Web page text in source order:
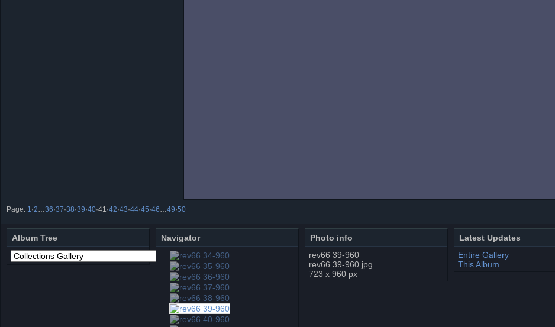
Page: 1 ·2 36·37·38·39·40·41 ·42·43·44·45·46 49·50
Album Tree Navigator
Photo info
rev66 39-960
rev66 39-960.jpg
723 x 960 px
Latest Updates
Entire Gallery
This Album